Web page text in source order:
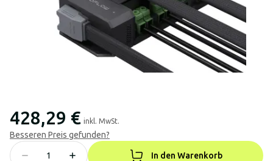
428,29 € inkl. MwSt.
Besseren Preis gefunden?
In den Warenkorb